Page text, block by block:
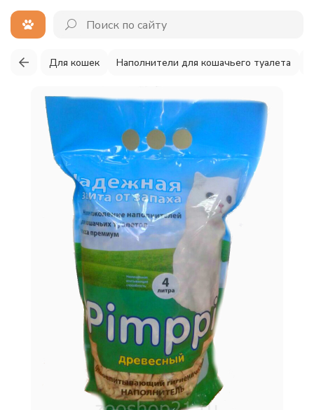
Для кошек Наполнители для кошачьего туалета